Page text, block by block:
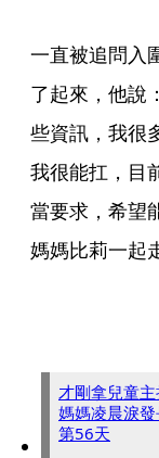
一直被追問入
了起來，他說
些資訊，我很
我很能扛，目
當要求，希望
媽媽比莉一起
才剛拿兒童
媽媽凌晨淚
第56天